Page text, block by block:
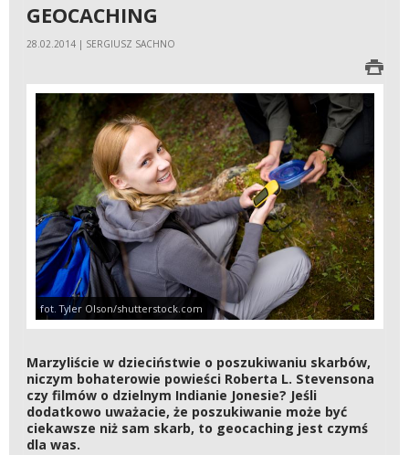
GEOCACHING
28.02.2014 | SERGIUSZ SACHNO
fot. Tyler Olson/shutterstock.com
Marzyliście w dzieciństwie o poszukiwaniu skarbów,
niczym bohaterowie powieści Roberta L. Stevensona
czy filmów o dzielnym Indianie Jonesie? Jeśli
dodatkowo uważacie, że poszukiwanie może być
ciekawsze niż sam skarb, to geocaching jest czymś
dla was.